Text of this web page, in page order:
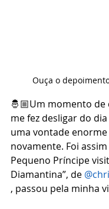
Ouça o
🤴🏼Um momento
me fez desligar do
uma vontade
novamente. Foi assim
Pequeno Príncipe
Diamantina”, de
, passou pela minha